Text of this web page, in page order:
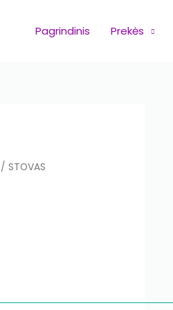
Pagrindinis Prekės
/ STOVAS